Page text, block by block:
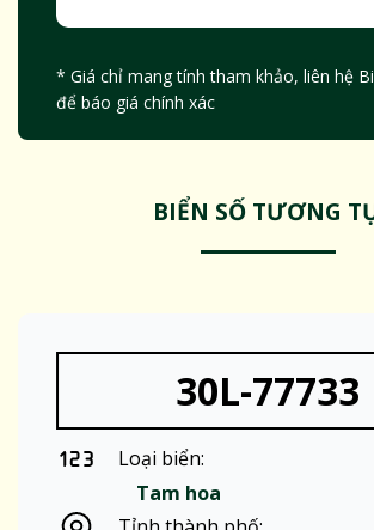
* Giá chỉ mang tính tham khảo, liên hệ
để báo giá chính xác
BIỂN SỐ TƯƠNG
30L-77733
Loại biển:
Tam hoa